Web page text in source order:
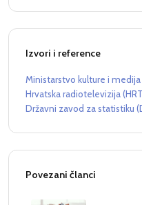
Izvori i reference
Ministarstvo kulture i medija
Hrvatska radiotelevizija
Državni zavod za statistiku
Povezani članci